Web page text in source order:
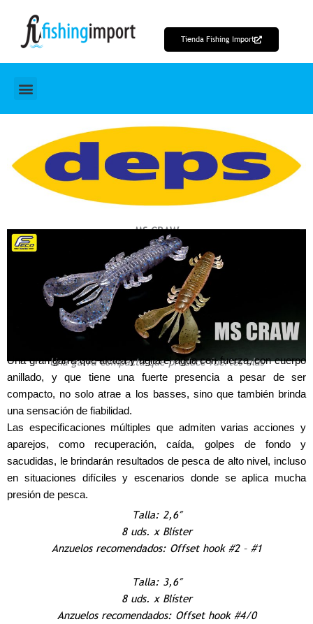
contenido
Tienda Fishing Import
MS CRAW
Una garra compacta que produce fuertes olas
Una gran garra que aletea y agita el agua con fuerza, con cuerpo
anillado, y que tiene una fuerte presencia a pesar de ser
compacto, no solo atrae a los basses, sino que también brinda
una sensación de fiabilidad.
Las especificaciones múltiples que admiten varias acciones y
aparejos, como recuperación, caída, golpes de fondo y
sacudidas, le brindarán resultados de pesca de alto nivel, incluso
en situaciones difíciles y escenarios donde se aplica mucha
presión de pesca.
Talla: 2,6″
8 uds. x Blíster
Anzuelos recomendados: Offset hook #2 – #1
Talla: 3,6″
8 uds. x Blíster
Anzuelos recomendados: Offset hook #4/0